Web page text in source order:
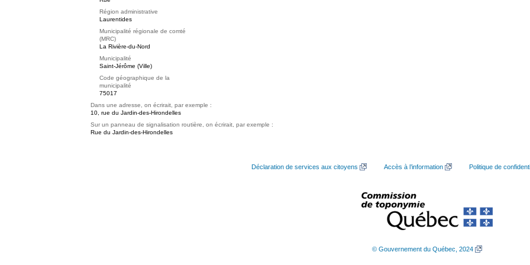
Région administrative
Laurentides
Municipalité régionale de comté
(MRC)
La Rivière-du-Nord
Municipalité
Saint-Jérôme (Ville)
Code géographique de la
municipalité
75017
Dans une adresse, on écrirait, par exemple :
10, rue du Jardin-des-Hirondelles
Sur un panneau de signalisation routière, on écrirait, par exemple :
Rue du Jardin-des-Hirondelles
Déclaration de services aux citoyens Accès à l’information Politique de
© Gouvernement du Québec, 2024